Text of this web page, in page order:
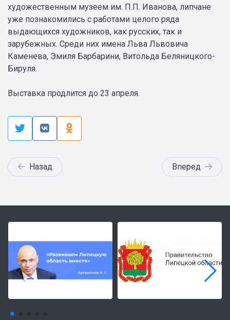
художественным музеем им. П.П. Иванова, липчане
уже познакомились с работами целого ряда
выдающихся художников, как русских, так и
зарубежных. Среди них имена Льва Львовича
Каменева, Эмиля Барбарини, Витольда Беляницкого-
Бируля.
Выставка продлится до 23 апреля.
Назад Вперед